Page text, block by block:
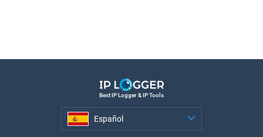
Best IP Logger & IP Tools
Español